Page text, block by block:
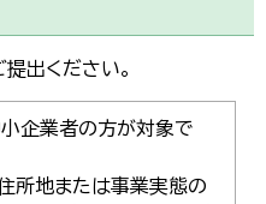
出ください。
小企業者の方が対象で
住所地または事業実態の